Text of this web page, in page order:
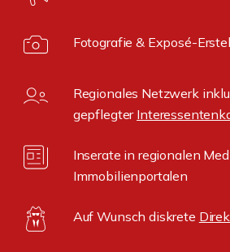
Fotografie & Exposé-
Regionales Netzwerk
gepflegter
Inserate in regionalen
Immobilienportalen
Auf Wunsch diskrete